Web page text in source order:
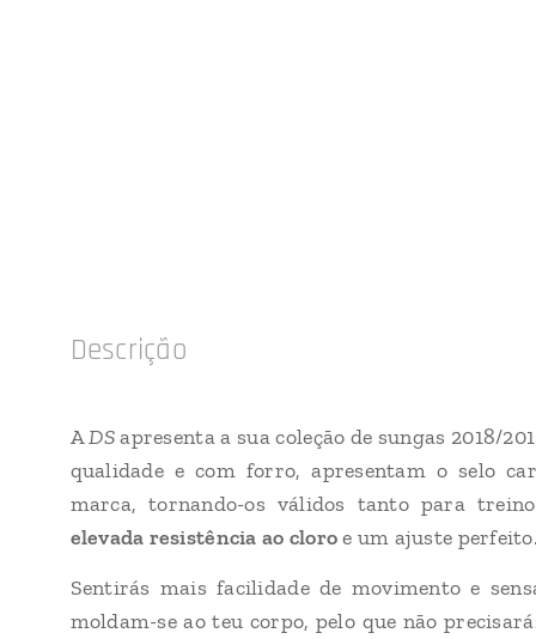
Descrição
ADSapresenta a sua coleção de sungas 2018/
qualidade e com forro, apresentam o selo
marca, tornando-os válidos tanto para
elevada resistência ao cloroe um ajuste perfeito.
Sentirás mais facilidade de movimento e
moldam-se ao teu corpo, pelo que não